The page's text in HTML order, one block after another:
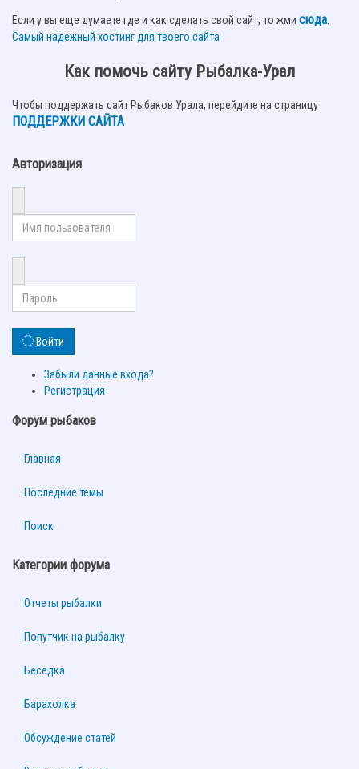
Если у вы еще думаете где и как сделать свой сайт, то жми сюда.
Самый надежный хостинг для твоего сайта
Как помочь сайту Рыбалка-Урал
Чтобы поддержать сайт Рыбаков Урала, перейдите на страницу
ПОДДЕРЖКИ САЙТА
Авторизация
Войти
Забыли данные входа?
Регистрация
Форум рыбаков
Главная
Последние темы
Поиск
Категории форума
Отчеты рыбалки
Попутчик на рыбалку
Беседка
Барахолка
Обсуждение статей